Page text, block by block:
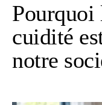
cuidité
notre